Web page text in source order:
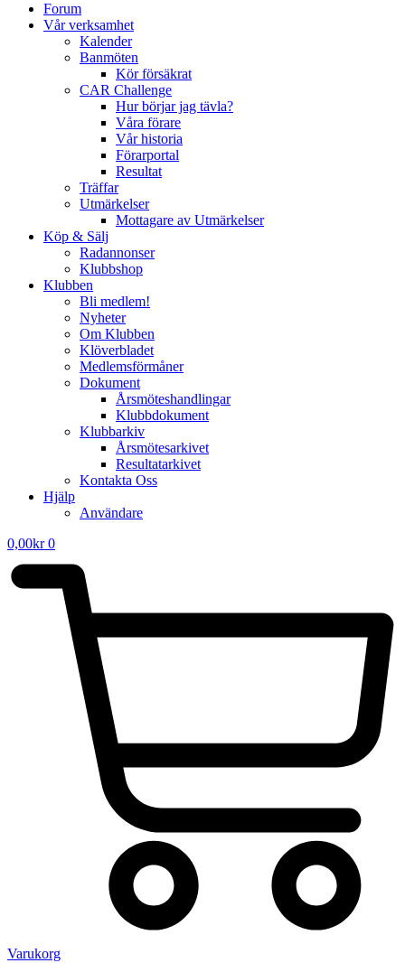
Forum
Vår verksamhet
Kalender
Banmöten
Kör försäkrat
CAR Challenge
Hur börjar jag tävla?
Våra förare
Vår historia
Förarportal
Resultat
Träffar
Utmärkelser
Mottagare av Utmärkelser
Köp & Sälj
Radannonser
Klubbshop
Klubben
Bli medlem!
Nyheter
Om Klubben
Klöverbladet
Medlemsförmåner
Dokument
Årsmöteshandlingar
Klubbdokument
Klubbarkiv
Årsmötesarkivet
Resultatarkivet
Kontakta Oss
Hjälp
Användare
0,00kr 0
Varukorg